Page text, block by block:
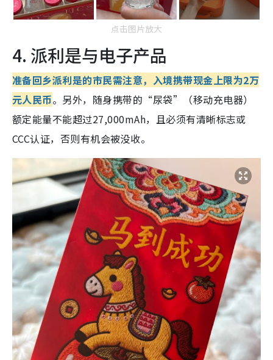
点击图片放大
4. 派利是与电子产品
准备回乡派利是的市民需注意，入境携带现金上限为2万
元人民币。另外，随身携带的“尿袋”（移动充电器）
额定能量不能超过27,000mAh，且必须有清晰标志或
CCC认证，否则有机会被没收。